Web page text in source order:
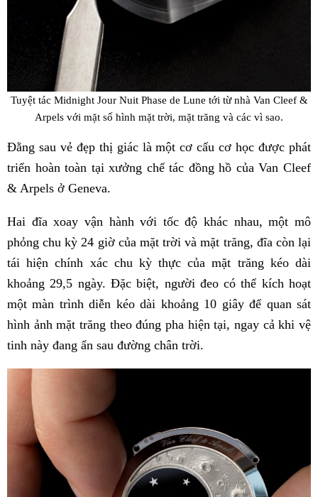
Tuyệt tác Midnight Jour Nuit Phase de Lune tới từ nhà Van Cleef &
Arpels với mặt số hình mặt trời, mặt trăng và các vì sao.
Đằng sau vẻ đẹp thị giác là một cơ cấu cơ học được phát
triển hoàn toàn tại xưởng chế tác đồng hồ của Van Cleef
& Arpels ở Geneva.
Hai đĩa xoay vận hành với tốc độ khác nhau, một mô
phỏng chu kỳ 24 giờ của mặt trời và mặt trăng, đĩa còn lại
tái hiện chính xác chu kỳ thực của mặt trăng kéo dài
khoảng 29,5 ngày. Đặc biệt, người đeo có thể kích hoạt
một màn trình diễn kéo dài khoảng 10 giây để quan sát
hình ảnh mặt trăng theo đúng pha hiện tại, ngay cả khi vệ
tinh này đang ẩn sau đường chân trời.